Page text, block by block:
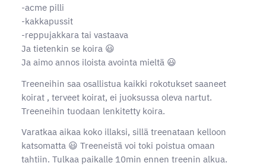
-acme pilli
-kakkapussit
-reppujakkara tai vastaava
Ja tietenkin se koira 😃
Ja aimo annos iloista avointa mieltä 😃
Treeneihin saa osallistua kaikki rokotukset saaneet
koirat , terveet koirat, ei juoksussa oleva nartut.
Treeneihin tuodaan lenkitetty koira.
Varatkaa aikaa koko illaksi, sillä treenataan kelloon
katsomatta 😃 Treeneistä voi toki poistua omaan
tahtiin. Tulkaa paikalle 10min ennen treenin alkua.